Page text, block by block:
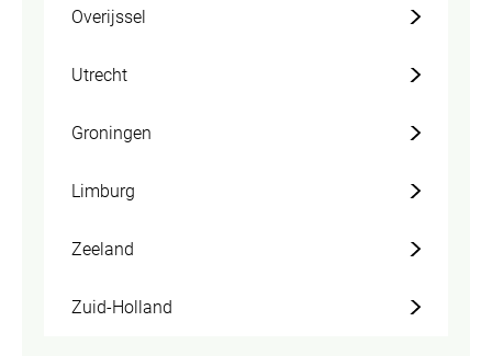
Overijssel
Utrecht
Groningen
Limburg
Zeeland
Zuid-Holland